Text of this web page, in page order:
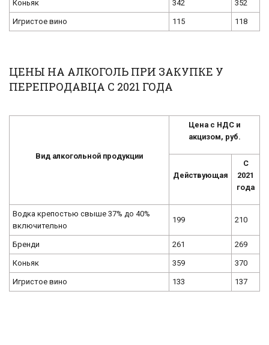
Коньяк 342 352
Игристое вино 115 118
ЦЕНЫ НА АЛКОГОЛЬ ПРИ ЗАКУПКЕ У
ПЕРЕПРОДАВЦА С 2021 ГОДА
Вид алкогольной продукции
Цена с НДС и
акцизом, руб.
Действующая
С
2021
года
Водка крепостью свыше 37% до 40%
включительно
199 210
Бренди 261 269
Коньяк 359 370
Игристое вино 133 137